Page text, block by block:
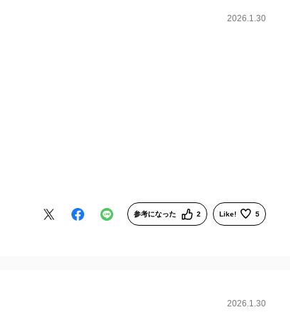
2026.1.30
参考になった 2 Like! 5
2026.1.30